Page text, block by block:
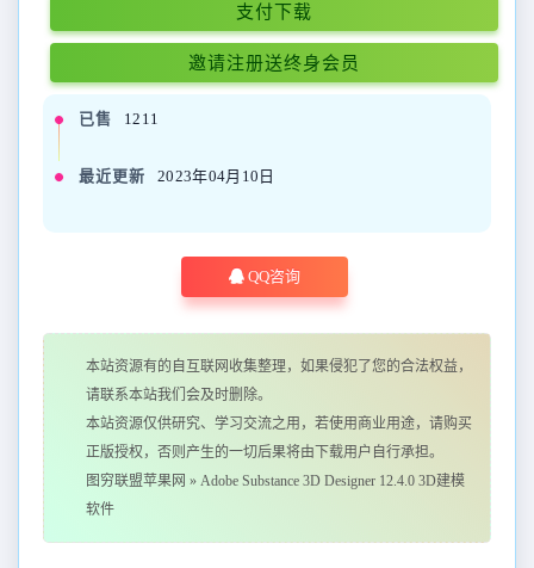
支付下载
邀请注册送终身会员
已售 1211
最近更新 2023年04月10日
QQ咨询
本站资源有的自互联网收集整理，如果侵犯了您的合法权益，
请联系本站我们会及时删除。
本站资源仅供研究、学习交流之用，若使用商业用途，请购买
正版授权，否则产生的一切后果将由下载用户自行承担。
图穷联盟苹果网 » Adobe Substance 3D Designer 12.4.0 3D建模
软件